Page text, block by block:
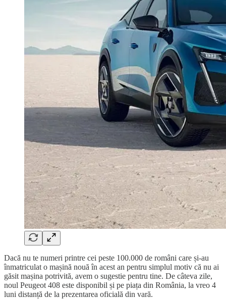
Dacă nu te numeri printre cei peste 100.000 de români care și-au
înmatriculat o mașină nouă în acest an pentru simplul motiv că nu ai
găsit mașina potrivită, avem o sugestie pentru tine. De câteva zile,
noul Peugeot 408 este disponibil și pe piața din România, la vreo 4
luni distanță de la prezentarea oficială din vară.